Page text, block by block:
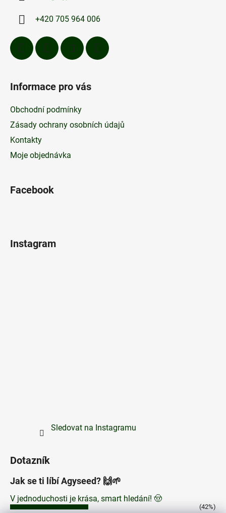
+420 705 964 006
Informace pro vás
Obchodní podmínky
Zásady ochrany osobních údajů
Kontakty
Moje objednávka
Facebook
Instagram
Sledovat na Instagramu
Dotazník
Jak se ti líbí Agyseed? 🙌🌱
V jednoduchosti je krása, smart hledání! 🤠
(42%)